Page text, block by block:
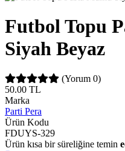
Futbol Topu
Siyah Beyaz
(Yorum 0)
50.00 TL
Marka
Parti Pera
Ürün Kodu
FDUYS-329
Ürün kısa bir süreliğine temin